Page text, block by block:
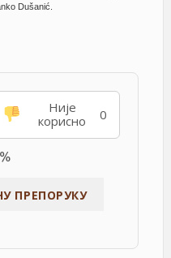
Dušanić.
Није
корисно
0